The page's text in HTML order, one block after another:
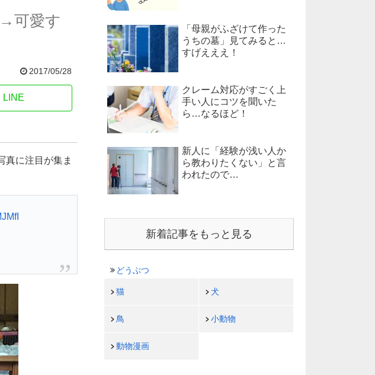
可愛す
2017/05/28
LINE
真に注目が集ま
「母親がふざけて作った
うちの墓」見てみると…
すげえええ！
クレーム対応がすごく上
手い人にコツを聞いた
ら…なるほど！
新人に「経験が浅い人か
ら教わりたくない」と言
われたので…
新着記事をもっと見る
どうぶつ
猫 犬
鳥 小動物
動物漫画